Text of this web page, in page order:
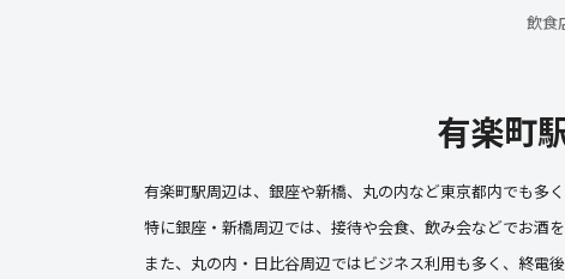
飲食
有楽町
有楽町駅周辺は、銀座や新橋、丸の内など東京都内でも多
特に銀座・新橋周辺では、接待や会食、飲み会などでお酒
また、丸の内・日比谷周辺ではビジネス利用も多く、終電